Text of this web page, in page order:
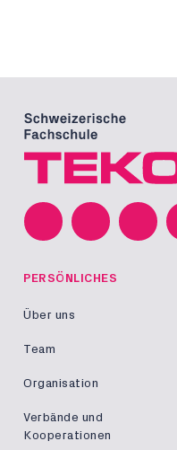
PERSÖNLICHES
Über uns
Team
Organisation
Verbände und
Kooperationen